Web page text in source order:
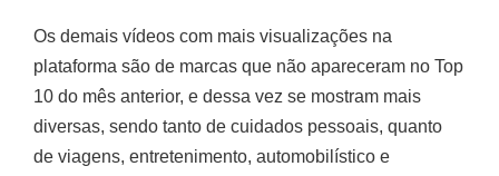
Os demais vídeos com mais visualizações na
plataforma são de marcas que não apareceram no Top
10 do mês anterior, e dessa vez se mostram mais
diversas, sendo tanto de cuidados pessoais, quanto
de viagens, entretenimento, automobilístico e